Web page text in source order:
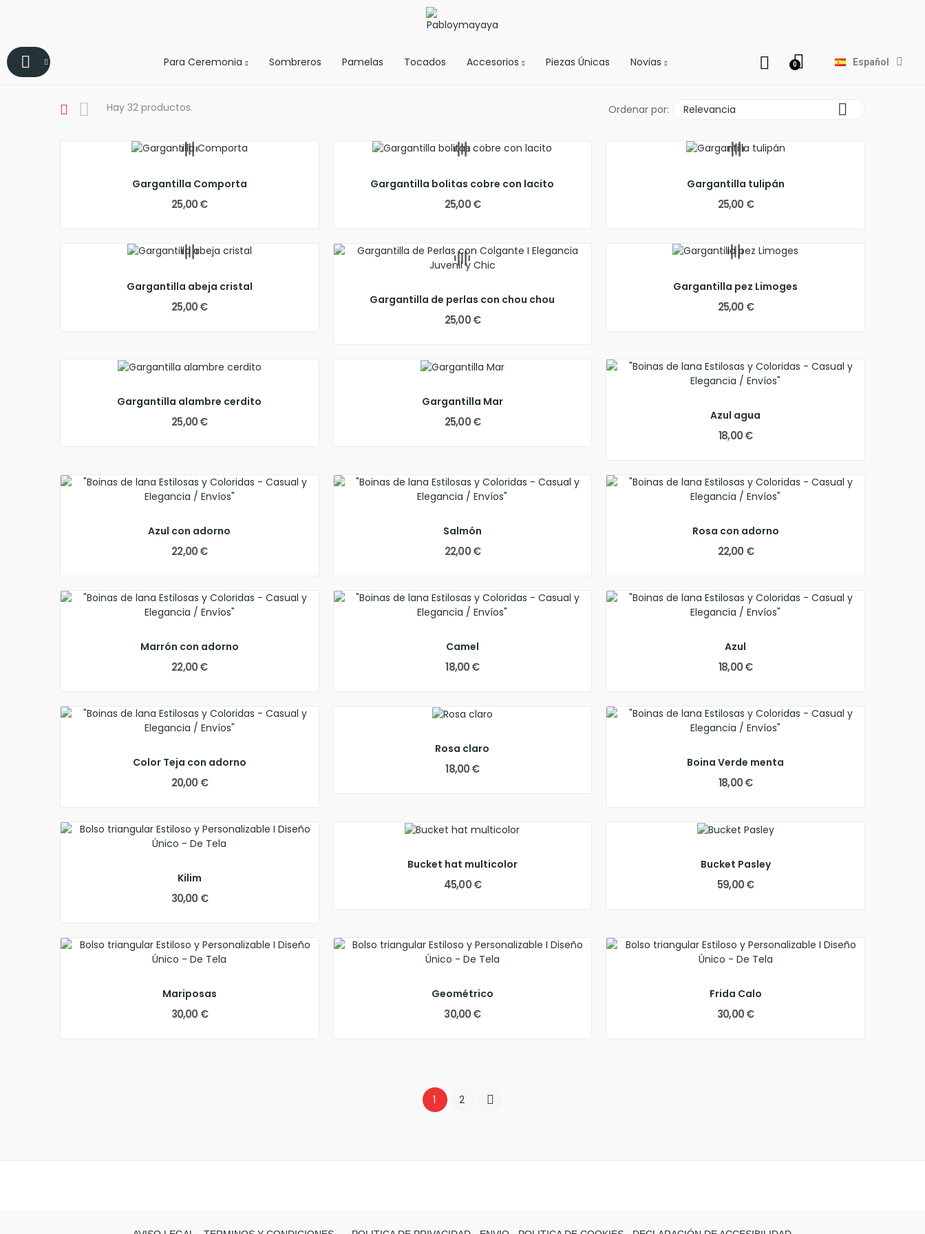
Para Ceremonia Sombreros Pamelas Tocados Accesorios Piezas Únicas Novias Español
Hay 32 productos. Ordenar por: Relevancia 
Gargantilla Comporta
25,00 €
Gargantilla bolitas cobre con lacito
25,00 €
Gargantilla tulipán
25,00 €
Gargantilla abeja cristal
25,00 € Gargantilla de perlas con chou chou
25,00 €
Gargantilla pez Limoges
25,00 €
Gargantilla alambre cerdito
25,00 €
Gargantilla Mar
25,00 € Azul agua
18,00 €
Azul con adorno
22,00 €
Salmón
22,00 €
Rosa con adorno
22,00 €
Marrón con adorno
22,00 €
Camel
18,00 €
Azul
18,00 €
Color Teja con adorno
20,00 €
Rosa claro
18,00 € Boina Verde menta
18,00 €
Kilim
30,00 €
Bucket hat multicolor
45,00 €
Bucket Pasley
59,00 €
Mariposas
30,00 €
Geométrico
30,00 €
Frida Calo
30,00 €
1 2 